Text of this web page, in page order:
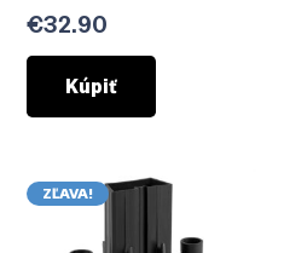
€32.90
Kúpiť
ZĽAVA!